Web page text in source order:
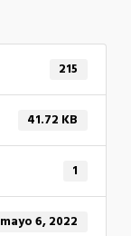
215
41.72 KB
1
mayo 6, 2022